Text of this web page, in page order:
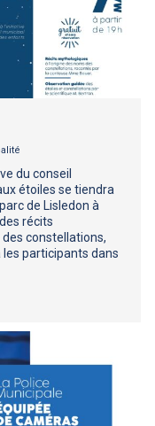
du conseil
étoiles se tiendra
de Lisledon à
récits
constellations,
participants dans